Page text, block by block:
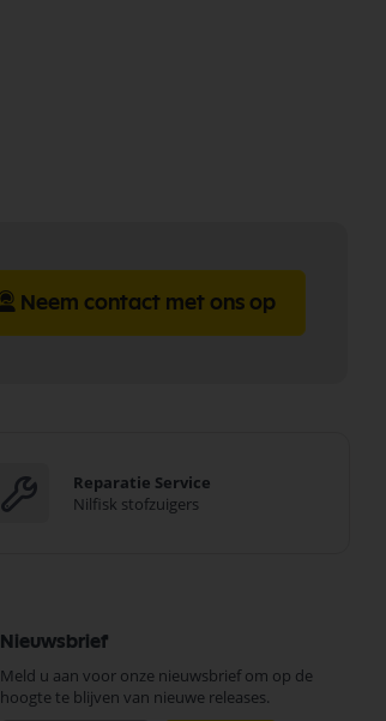
Neem contact met ons op
Reparatie Service
Nilfisk stofzuigers
Nieuwsbrief
Meld u aan voor onze nieuwsbrief om op de
hoogte te blijven van nieuwe releases.